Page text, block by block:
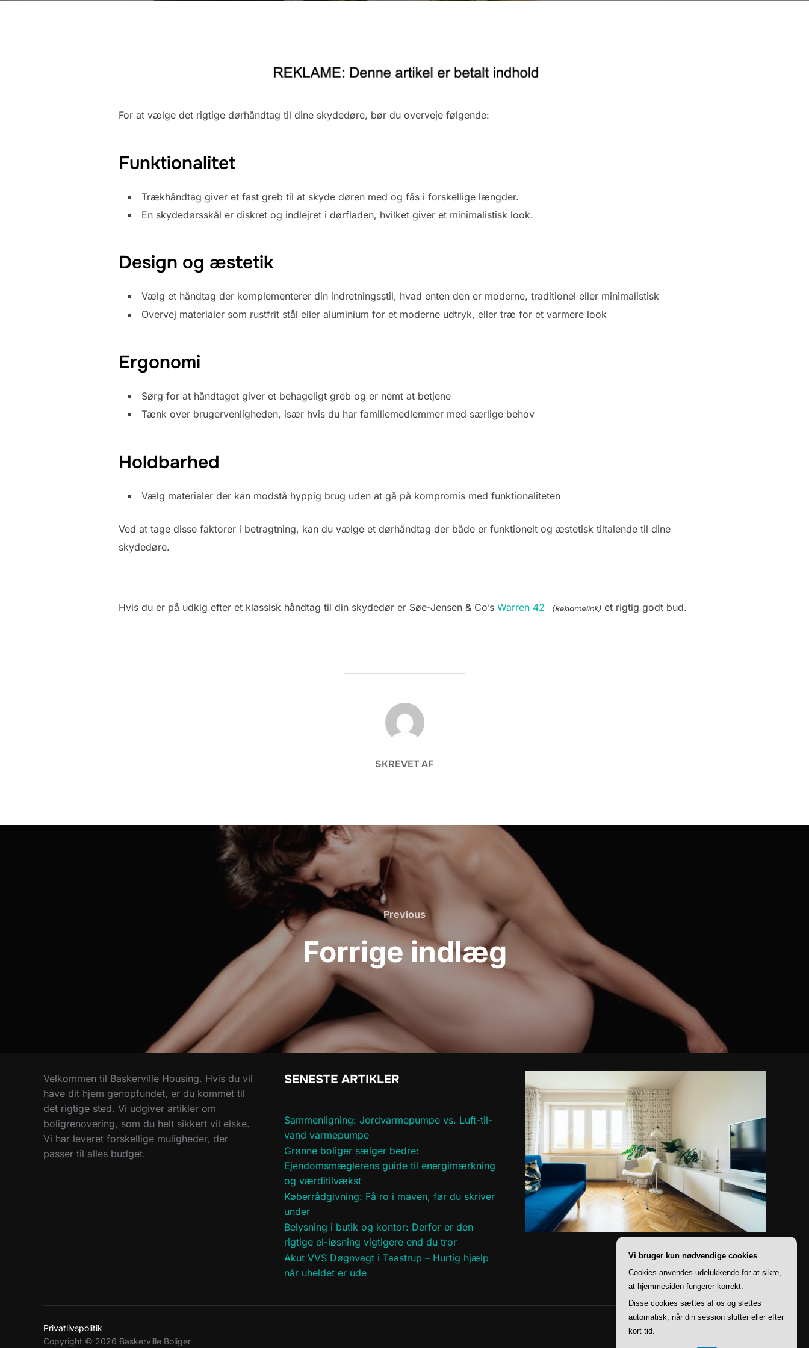
For at vælge det rigtige dørhåndtag til dine skydedøre, bør du overveje følgende:
Funktionalitet
Trækhåndtag giver et fast greb til at skyde døren med og fås i forskellige længder.
En skydedørsskål er diskret og indlejret i dørfladen, hvilket giver et minimalistisk look.
Design og æstetik
Vælg et håndtag der komplementerer din indretningsstil, hvad enten den er moderne, traditionel eller minimalistisk
Overvej materialer som rustfrit stål eller aluminium for et moderne udtryk, eller træ for et varmere look
Ergonomi
Sørg for at håndtaget giver et behageligt greb og er nemt at betjene
Tænk over brugervenligheden, især hvis du har familiemedlemmer med særlige behov
Holdbarhed
Vælg materialer der kan modstå hyppig brug uden at gå på kompromis med funktionaliteten
Ved at tage disse faktorer i betragtning, kan du vælge et dørhåndtag der både er funktionelt og æstetisk tiltalende til dine
skydedøre.
Hvis du er på udkig efter et klassisk håndtag til din skydedør er Søe-Jensen & Co’s Warren 42 et rigtig godt bud.
FORFATTER
SKREVET AF
Previous
Previous
Forrige indlæg
Velkommen til Baskerville Housing. Hvis du vil
have dit hjem genopfundet, er du kommet til
det rigtige sted. Vi udgiver artikler om
boligrenovering, som du helt sikkert vil elske.
Vi har leveret forskellige muligheder, der
passer til alles budget.
SENESTE ARTIKLER
Sammenligning: Jordvarmepumpe vs. Luft-til-
vand varmepumpe
Grønne boliger sælger bedre:
Ejendomsmæglerens guide til energimærkning
og værditilvækst
Køberrådgivning: Få ro i maven, før du skriver
under
Belysning i butik og kontor: Derfor er den
rigtige el-løsning vigtigere end du tror
Akut VVS Døgnvagt i Taastrup – Hurtig hjælp
når uheldet er ude
Privatlivspolitik
Copyright © 2026 Baskerville Boliger
Vi bruger kun nødvendige cookies
Cookies anvendes udelukkende for at sikre,
at hjemmesiden fungerer korrekt.
Disse cookies sættes af os og slettes
automatisk, når din session slutter eller efter
kort tid.